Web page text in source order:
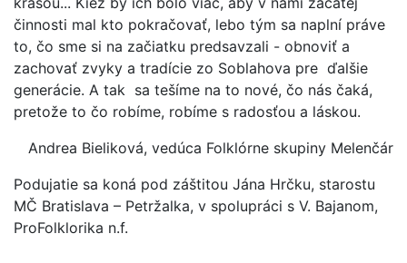
činnosti mal kto pokračovať, lebo tým sa naplní práve
to, čo sme si na začiatku predsavzali - obnoviť a
zachovať zvyky a tradície zo Soblahova pre ďalšie
generácie. A tak sa tešíme na to nové, čo nás čaká,
pretože to čo robíme, robíme s radosťou a láskou.
Andrea Bieliková, vedúca Folklórne skupiny Melenčár
Podujatie sa koná pod záštitou Jána Hrčku, starostu
MČ Bratislava – Petržalka, v spolupráci s V. Bajanom,
ProFolklorika n.f.